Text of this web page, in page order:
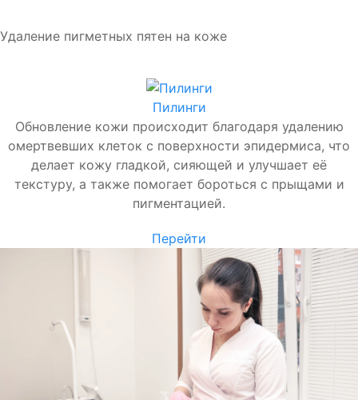
Удаление пигметных пятен на коже
Пилинги
Обновление кожи происходит благодаря удалению
омертвевших клеток с поверхности эпидермиса, что
делает кожу гладкой, сияющей и улучшает её
текстуру, а также помогает бороться с прыщами и
пигментацией.
Перейти